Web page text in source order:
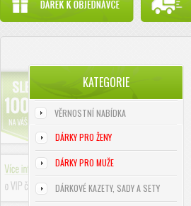
KATEGORIE
VĚRNOSTNÍ NABÍDKA
DÁRKY PRO ŽENY
DÁRKY PRO MUŽE
DÁRKOVÉ KAZETY, SADY A SETY